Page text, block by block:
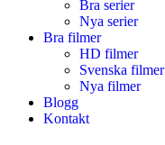
Bra serier
Nya serier
Bra filmer
HD filmer
Svenska filmer
Nya filmer
Blogg
Kontakt